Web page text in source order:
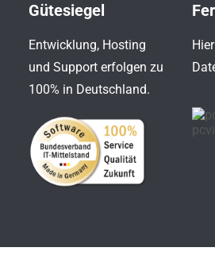
Gütesiegel
Entwicklung, Hosting
und Support erfolgen zu
100% in Deutschland.